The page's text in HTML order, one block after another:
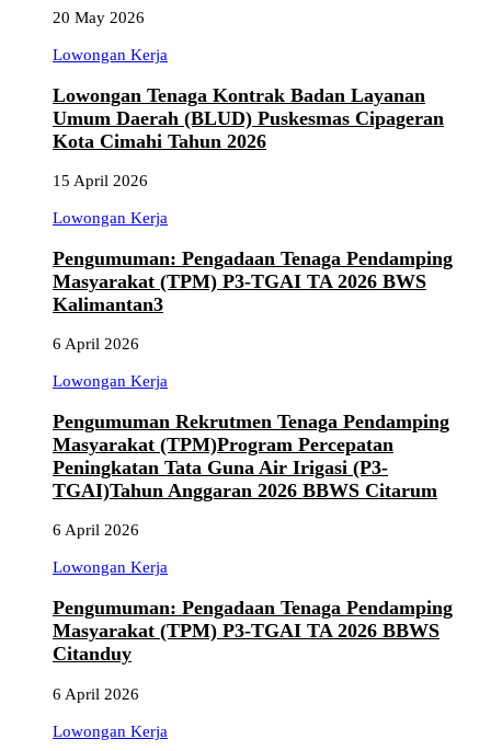
20 May 2026
Lowongan Kerja
Lowongan Tenaga Kontrak Badan Layanan
Umum Daerah (BLUD) Puskesmas Cipageran
Kota Cimahi Tahun 2026
15 April 2026
Lowongan Kerja
Pengumuman: Pengadaan Tenaga Pendamping
Masyarakat (TPM) P3-TGAI TA 2026 BWS
Kalimantan3
6 April 2026
Lowongan Kerja
Pengumuman Rekrutmen Tenaga Pendamping
Masyarakat (TPM)Program Percepatan
Peningkatan Tata Guna Air Irigasi (P3-
TGAI)Tahun Anggaran 2026 BBWS Citarum
6 April 2026
Lowongan Kerja
Pengumuman: Pengadaan Tenaga Pendamping
Masyarakat (TPM) P3-TGAI TA 2026 BBWS
Citanduy
6 April 2026
Lowongan Kerja